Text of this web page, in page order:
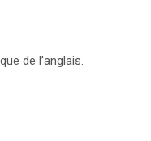
de l’anglais.